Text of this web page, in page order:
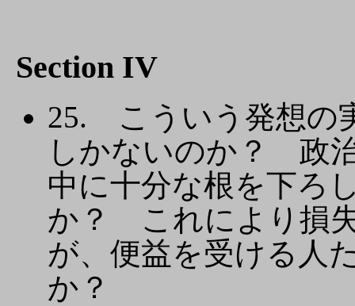
Section IV
25. こういう発想の
しかないのか？ 政
中に十分な根を下ろ
か？ これにより損
が、便益を受ける人
か？